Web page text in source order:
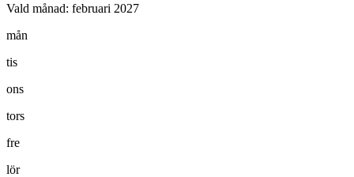
Vald månad: februari 2027
mån
tis
ons
tors
fre
lör